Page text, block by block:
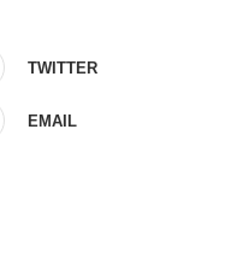
TWITTER
EMAIL